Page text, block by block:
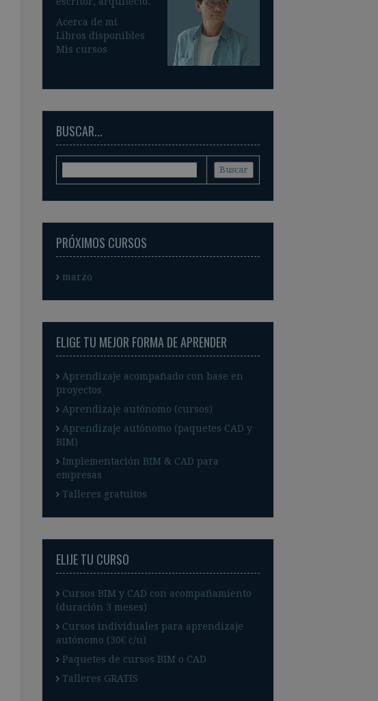
Acerca de mi
Libros disponibles
Mis cursos
BUSCAR...
PRÓXIMOS CURSOS
marzo
ELIGE TU MEJOR FORMA DE APRENDER
Aprendizaje acompañado con base en
proyectos
Aprendizaje autónomo (cursos)
Aprendizaje autónomo (paquetes CAD y
BIM)
Implementación BIM & CAD para
empresas
Talleres gratuitos
ELIJE TU CURSO
Cursos BIM y CAD con acompañamiento
(duración 3 meses)
Cursos individuales para aprendizaje
autónomo (30€ c/u)
Paquetes de cursos BIM o CAD
Talleres GRATIS